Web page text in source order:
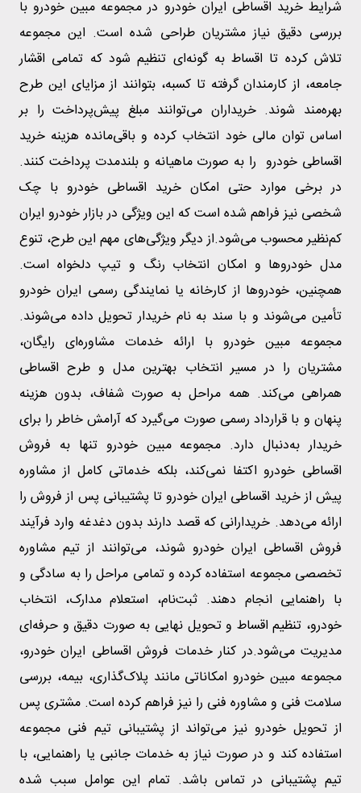
شرایط خرید اقساطی ایران خودرو در مجموعه مبین خودرو با
بررسی دقیق نیاز مشتریان طراحی شده است. این مجموعه
تلاش کرده تا اقساط به گونه‌ای تنظیم شود که تمامی اقشار
جامعه، از کارمندان گرفته تا کسبه، بتوانند از مزایای این طرح
بهره‌مند شوند. خریداران می‌توانند مبلغ پیش‌پرداخت را بر
اساس توان مالی خود انتخاب کرده و باقی‌مانده هزینه خرید
اقساطی خودرو را به صورت ماهیانه و بلندمدت پرداخت کنند.
در برخی موارد حتی امکان خرید اقساطی خودرو با چک
شخصی نیز فراهم شده است که این ویژگی در بازار خودرو ایران
کم‌نظیر محسوب می‌شود.از دیگر ویژگی‌های مهم این طرح، تنوع
مدل خودروها و امکان انتخاب رنگ و تیپ دلخواه است.
همچنین، خودروها از کارخانه یا نمایندگی رسمی ایران خودرو
تأمین می‌شوند و با سند به نام خریدار تحویل داده می‌شوند.
مجموعه مبین خودرو با ارائه خدمات مشاوره‌ای رایگان،
مشتریان را در مسیر انتخاب بهترین مدل و طرح اقساطی
همراهی می‌کند. همه مراحل به صورت شفاف، بدون هزینه
پنهان و با قرارداد رسمی صورت می‌گیرد که آرامش خاطر را برای
خریدار به‌دنبال دارد. مجموعه مبین خودرو تنها به فروش
اقساطی خودرو اکتفا نمی‌کند، بلکه خدماتی کامل از مشاوره
پیش از خرید اقساطی ایران خودرو تا پشتیبانی پس از فروش را
ارائه می‌دهد. خریدارانی که قصد دارند بدون دغدغه وارد فرآیند
فروش اقساطی ایران خودرو شوند، می‌توانند از تیم مشاوره
تخصصی مجموعه استفاده کرده و تمامی مراحل را به سادگی و
با راهنمایی انجام دهند. ثبت‌نام، استعلام مدارک، انتخاب
خودرو، تنظیم اقساط و تحویل نهایی به صورت دقیق و حرفه‌ای
مدیریت می‌شود.در کنار خدمات فروش اقساطی ایران خودرو،
مجموعه مبین خودرو امکاناتی مانند پلاک‌گذاری، بیمه، بررسی
سلامت فنی و مشاوره فنی را نیز فراهم کرده است. مشتری پس
از تحویل خودرو نیز می‌تواند از پشتیبانی تیم فنی مجموعه
استفاده کند و در صورت نیاز به خدمات جانبی یا راهنمایی، با
تیم پشتیبانی در تماس باشد. تمام این عوامل سبب شده